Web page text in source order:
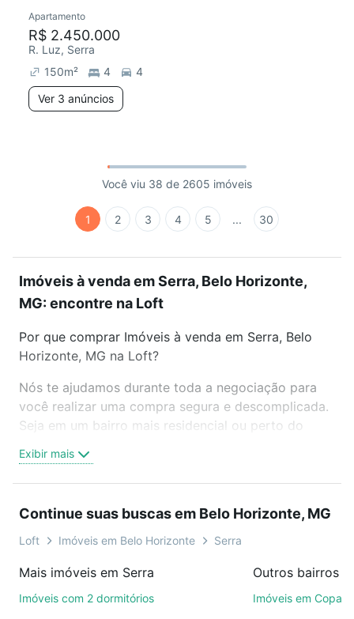
Apartamento
R$ 2.450.000
R. Luz, Serra
150m² 4
4
Ver 3 anúncios
Você viu 38 de 2605 imóveis
1 2 3 4 5 ... 30
Imóveis à venda em Serra, Belo Horizonte,
MG: encontre na Loft
Por que comprar Imóveis à venda em Serra, Belo
Horizonte, MG na Loft?
Nós te ajudamos durante toda a negociação para
você realizar uma compra segura e descomplicada.
Seja em um bairro mais residencial ou perto do
oferta ideal de Imóveis à venda em Serra, Belo
Horizonte, MG para conquistar seu sonho. Agende
sem compromisso e você ainda conta com mais de
46 mil corretores e imobiliárias te ajudando na
Como escolher um imóvel?
Exibir mais
Continue suas buscas em Belo Horizonte, MG
Loft Imóveis em Belo Horizonte Serra
Mais imóveis em Serra
Imóveis com 2 dormitórios
Imóveis em